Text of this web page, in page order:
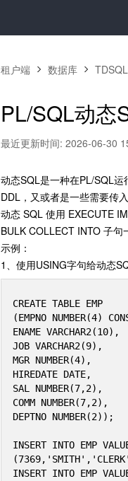
租户端 数据库
PL/SQL动态
最近更新时间: 2026-06-30
动态SQL是一种在PL/SQL
DDL，又或者是一些需要传
动态 SQL 使用 EXECUTE
BULK COLLECT INTO 子句
示例：
1、使用USING字句给动态
CREATE TABLE EMP
(EMPNO NUMBER(4)
ENAME VARCHAR2(10),
JOB VARCHAR2(9),
MGR NUMBER(4),
HIREDATE DATE,
SAL NUMBER(7,2),
COMM NUMBER(7,2),
DEPTNO NUMBER(2));
INSERT INTO EMP
INSERT INTO EMP